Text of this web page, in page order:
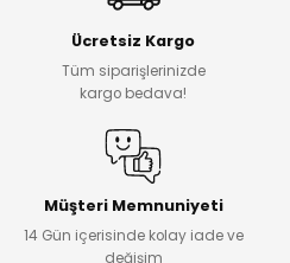
Ücretsiz Kargo
Tüm siparişlerinizde
kargo bedava!
Müşteri Memnuniyeti
14 Gün içerisinde kolay iade ve
değişim